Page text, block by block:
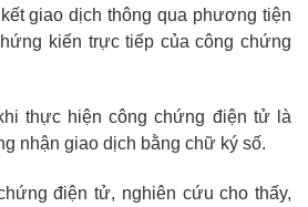
giao dịch thông qua phương tiện
kiến trực tiếp của công chứng
thực hiện công chứng điện tử là
nhận giao dịch bằng chữ ký số.
điện tử, nghiên cứu cho thấy,